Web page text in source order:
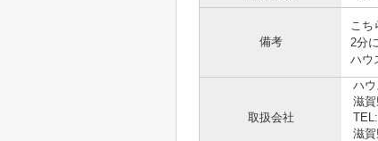
備考
こち
2分
ハウ
取扱会社
ハ
滋
滋